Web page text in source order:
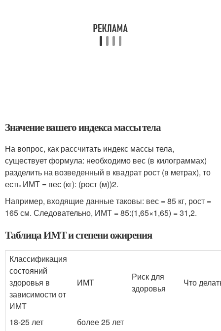
Значение вашего индекса массы тела
На вопрос, как рассчитать индекс массы тела,
существует формула: необходимо вес (в килограммах)
разделить на возведенный в квадрат рост (в метрах), то
есть ИМТ = вес (кг): (рост (м))2.
Например, входящие данные таковы: вес = 85 кг, рост =
165 см. Следовательно, ИМТ = 85:(1,65×1,65) = 31,2.
Таблица ИМТ и степени ожирения
Классификация
состояний
здоровья в
зависимости от
ИМТ
ИМТ
Риск для
здоровья
Что
18-25 лет
более 25 лет